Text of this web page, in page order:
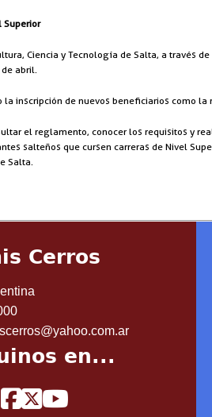
Superior
Ciencia y Tecnología de Salta, a través
abril.
inscripción de nuevos beneficiarios como
el reglamento, conocer los requisitos y
salteños que cursen carreras de Nivel
Salta.
Cerros
en...